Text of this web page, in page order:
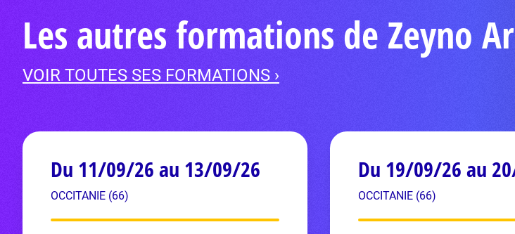
Les autres formations de Zeyno
VOIR TOUTES SES FORMATIONS ›
Du 11/09/26 au 13/09/26
OCCITANIE (66)
Du 19/09/26 au
OCCITANIE (66)